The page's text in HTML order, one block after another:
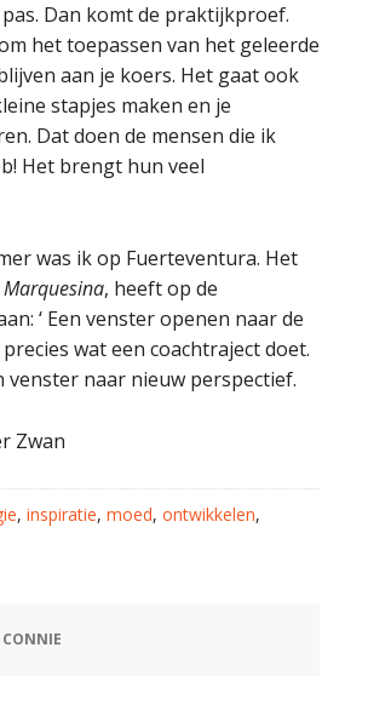
Dan komt de praktijkproef.
het toepassen van het geleerde
aan je koers. Het gaat ook
stapjes maken en je
Dat doen de mensen die ik
Het brengt hun veel
was ik op Fuerteventura. Het
Marquesina, heeft op de
‘ Een venster openen naar de
precies wat een coachtraject doet.
venster naar nieuw perspectief.
Zwan
, inspiratie, moed, ontwikkelen,
CONNIE